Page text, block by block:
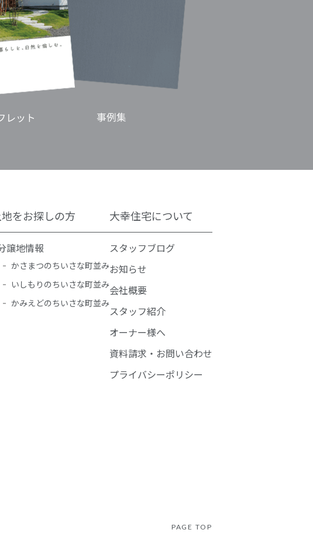
をお探しの方
譲地情報
かさまつのちいさな町並み
いしもりのちいさな町並み
かみえどのちいさな町並み
大幸住宅について
スタッフブログ
お知らせ
会社概要
スタッフ紹介
オーナー様へ
資料請求・お問い合わせ
プライバシーポリシー
PAGE TOP